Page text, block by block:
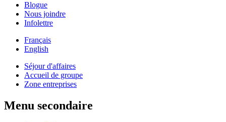
Blogue
Nous joindre
Infolettre
Français
English
Séjour d'affaires
Accueil de groupe
Zone entreprises
Menu secondaire